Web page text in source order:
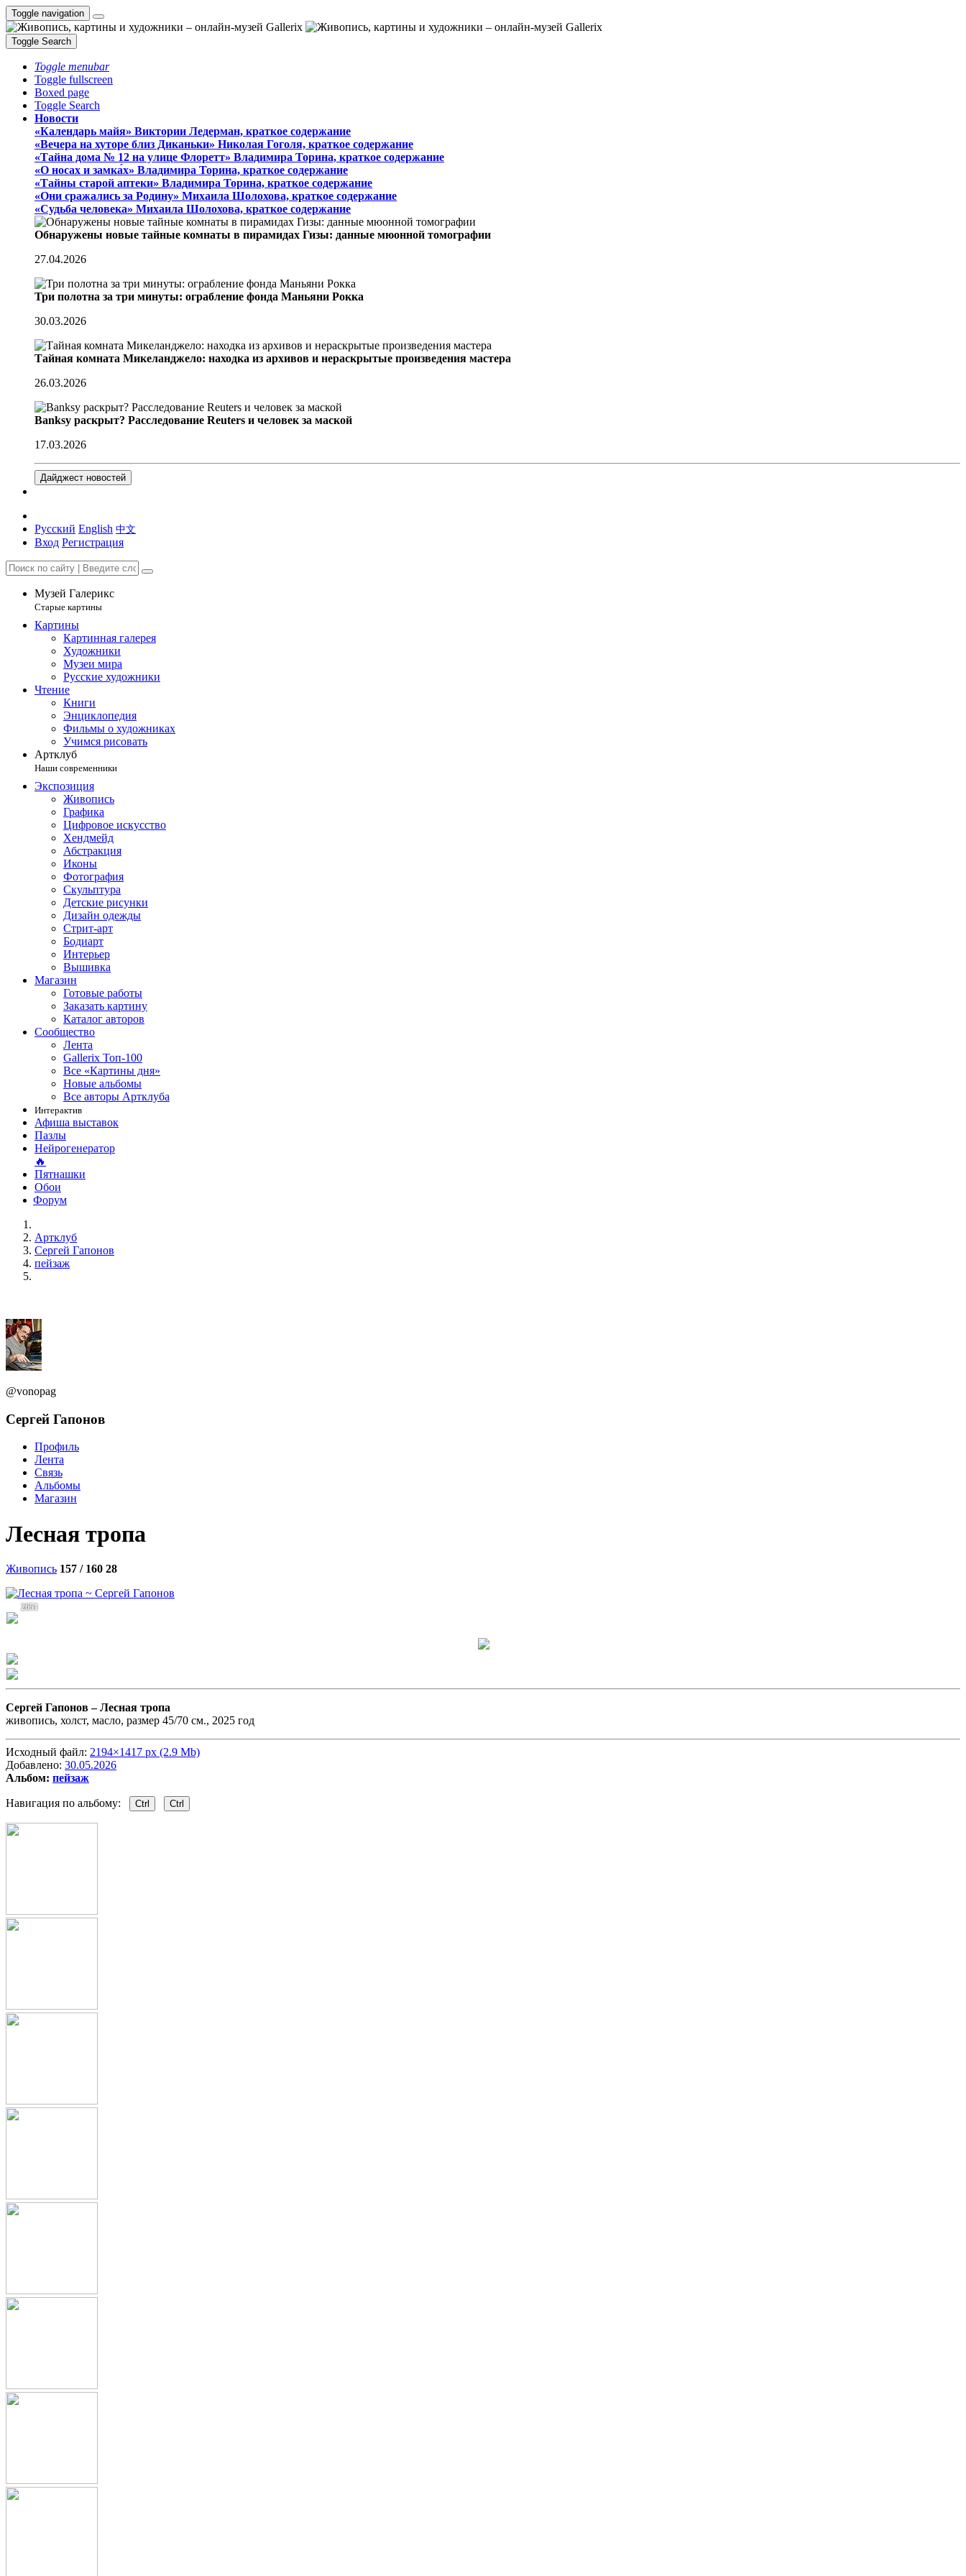
Toggle navigation
Toggle Search
Toggle menubar
Toggle fullscreen
Boxed page
Toggle Search
Новости
«Календарь майя» Виктории Ледерман, краткое содержание
«Вечера на хуторе близ Диканьки» Николая Гоголя, краткое содержание
«Тайна дома № 12 на улице Флоретт» Владимира Торина, краткое содержание
«О носах и замка́х» Владимира Торина, краткое содержание
«Тайны старой аптеки» Владимира Торина, краткое содержание
«Они сражались за Родину» Михаила Шолохова, краткое содержание
«Судьба человека» Михаила Шолохова, краткое содержание
Обнаружены новые тайные комнаты в пирамидах Гизы: данные мюонной томографии
27.04.2026
Три полотна за три минуты: ограбление фонда Маньяни Рокка
30.03.2026
Тайная комната Микеланджело: находка из архивов и нераскрытые произведения мастера
26.03.2026
Banksy раскрыт? Расследование Reuters и человек за маской
17.03.2026
Дайджест новостей
Русский English 中文
Вход Регистрация
Музей Галерикс
Старые картины
Картины
Картинная галерея
Художники
Музеи мира
Русские художники
Чтение
Книги
Энциклопедия
Фильмы о художниках
Учимся рисовать
Артклуб
Наши современники
Экспозиция
Живопись
Графика
Цифровое искусство
Хендмейд
Абстракция
Иконы
Фотография
Скульптура
Детские рисунки
Дизайн одежды
Стрит-арт
Бодиарт
Интерьер
Вышивка
Магазин
Готовые работы
Заказать картину
Каталог авторов
Сообщество
Лента
Gallerix Топ-100
Все «Картины дня»
Новые альбомы
Все авторы Артклуба
Интерактив
Афиша выставок
Пазлы
Нейрогенератор
🔥
Пятнашки
Обои
Форум
Артклуб
Сергей Гапонов
пейзаж
@vonopag
Сергей Гапонов
Профиль
Лента
Связь
Альбомы
Магазин
Лесная тропа
Живопись 157 / 160 28
2651
Сергей Гапонов –Лесная тропа
живопись, холст, масло, размер 45/70 см., 2025 год
Исходный файл: 2194×1417 px (2.9 Mb)
Добавлено: 30.05.2026
Альбом: пейзаж
Навигация по альбому: Ctrl Ctrl